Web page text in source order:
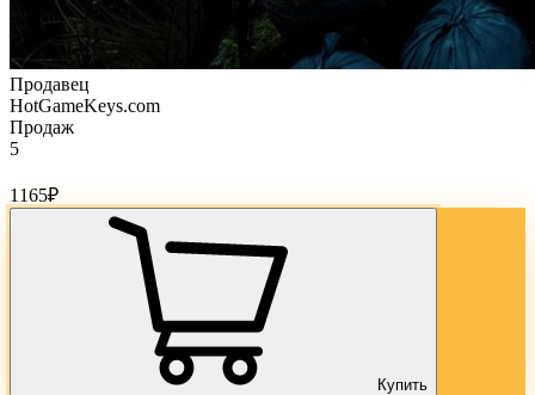
Продавец
HotGameKeys.com
Продаж
5
1165₽
Купить